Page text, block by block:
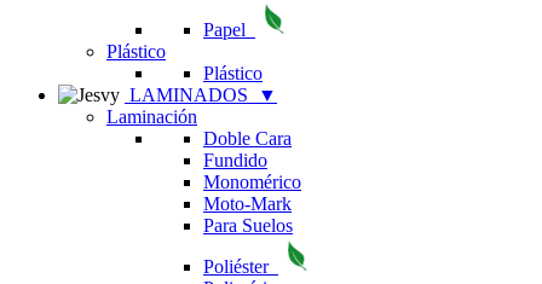
Papel
Plástico
Plástico
LAMINADOS
▼
Laminación
Doble Cara
Fundido
Monomérico
Moto-Mark
Para Suelos
Poliéster